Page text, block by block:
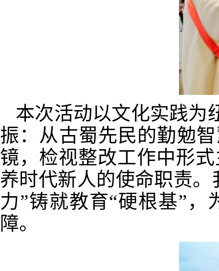
本次活动以文化实践为
振：从古蜀先民的勤勉
镜，检视整改工作中形
养时代新人的使命职责。
力”铸就教育“硬根基”
障。